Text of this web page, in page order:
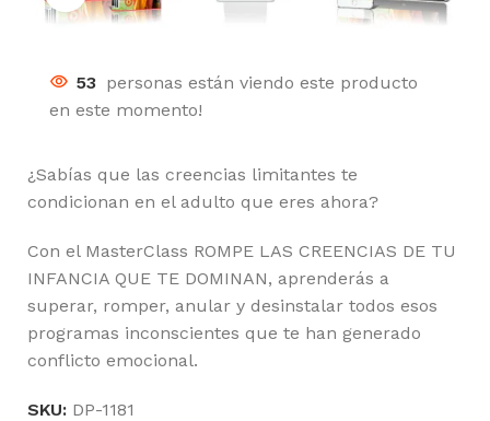
53 personas están viendo este producto
en este momento!
¿Sabías que las creencias limitantes te
condicionan en el adulto que eres ahora?
Con el MasterClass ROMPE LAS CREENCIAS DE TU
INFANCIA QUE TE DOMINAN, aprenderás a
superar, romper, anular y desinstalar todos esos
programas inconscientes que te han generado
conflicto emocional.
SKU: DP-1181